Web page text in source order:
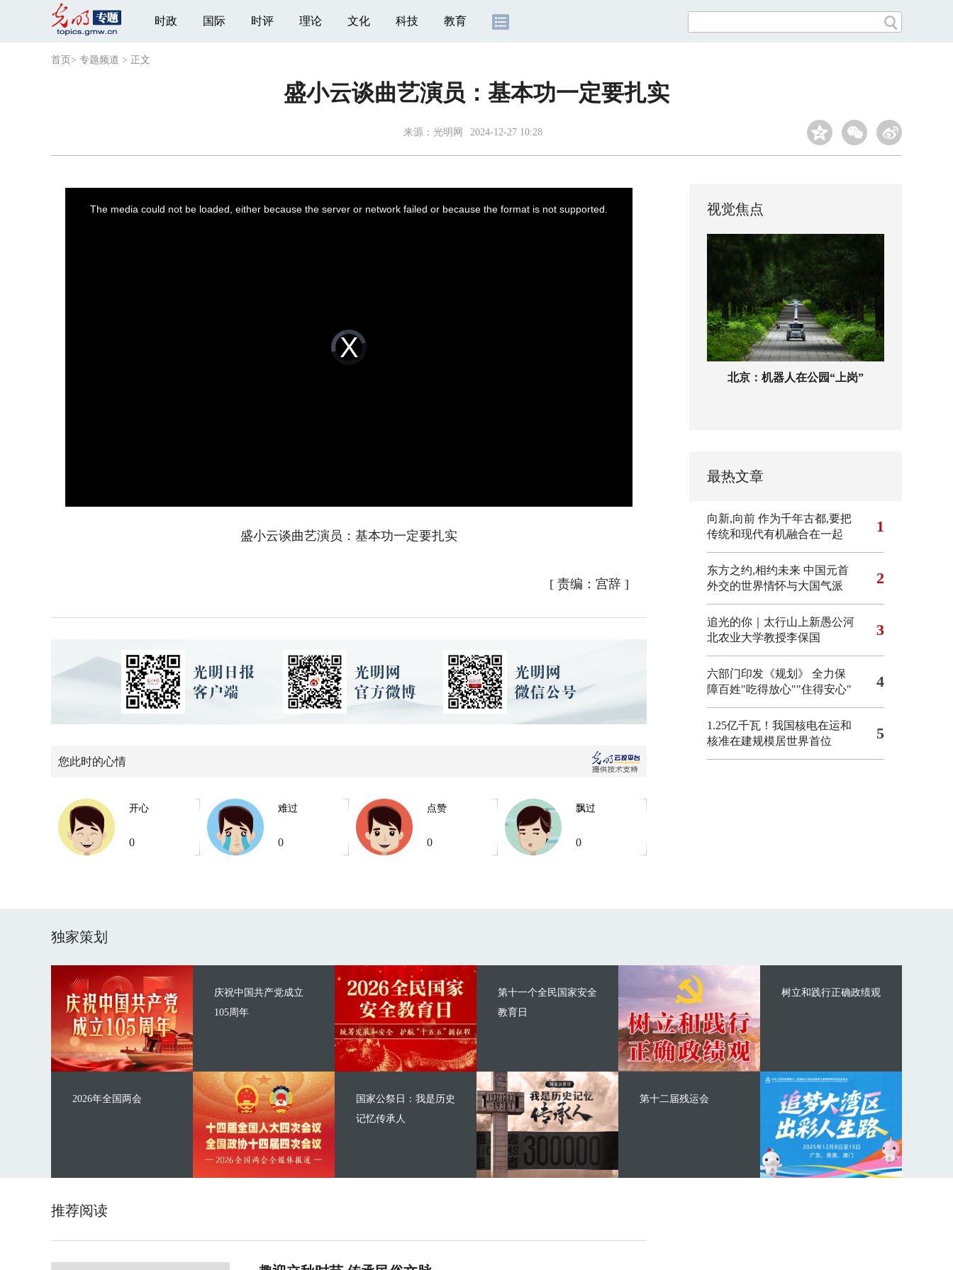
时政 国际 时评 理论 文化 科技 教育
首页 > 专题频道 > 正文
盛小云谈曲艺演员：基本功一定要扎实
来源： 光明网 2024-12-27 10:28
Video
Player
is
loading.
The media could not be loaded, either because the server or network failed or because the format is not supported.
盛小云谈曲艺演员：基本功一定要扎实
[ 责编：宫辞]
您此时的心情
开心
0
难过
0
点赞
0
飘过
0
视觉焦点
北京：机器人在公园“上岗”
最热文章
向新,向前 作为千年古都,要把
传统和现代有机融合在一起
1
东方之约,相约未来 中国元首
外交的世界情怀与大国气派
2
追光的你｜太行山上新愚公河
北农业大学教授李保国
3
六部门印发《规划》 全力保
障百姓"吃得放心""住得安心"
4
1.25亿千瓦！我国核电在运和
核准在建规模居世界首位
5
独家策划
庆祝中国共产党成立
105周年
2026年全国两会
第十一个全民国家安全
教育日
国家公祭日：我是历史
记忆传承人
树立和践行正确政绩观
第十二届残运会
推荐阅读